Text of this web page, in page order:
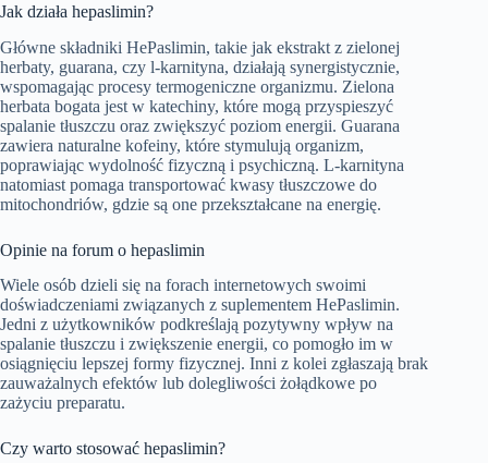
Jak działa hepaslimin?
Główne składniki HePaslimin, takie jak ekstrakt z zielonej
herbaty, guarana, czy l-karnityna, działają synergistycznie,
wspomagając procesy termogeniczne organizmu. Zielona
herbata bogata jest w katechiny, które mogą przyspieszyć
spalanie tłuszczu oraz zwiększyć poziom energii. Guarana
zawiera naturalne kofeiny, które stymulują organizm,
poprawiając wydolność fizyczną i psychiczną. L-karnityna
natomiast pomaga transportować kwasy tłuszczowe do
mitochondriów, gdzie są one przekształcane na energię.
Opinie na forum o hepaslimin
Wiele osób dzieli się na forach internetowych swoimi
doświadczeniami związanych z suplementem HePaslimin.
Jedni z użytkowników podkreślają pozytywny wpływ na
spalanie tłuszczu i zwiększenie energii, co pomogło im w
osiągnięciu lepszej formy fizycznej. Inni z kolei zgłaszają brak
zauważalnych efektów lub dolegliwości żołądkowe po
zażyciu preparatu.
Czy warto stosować hepaslimin?